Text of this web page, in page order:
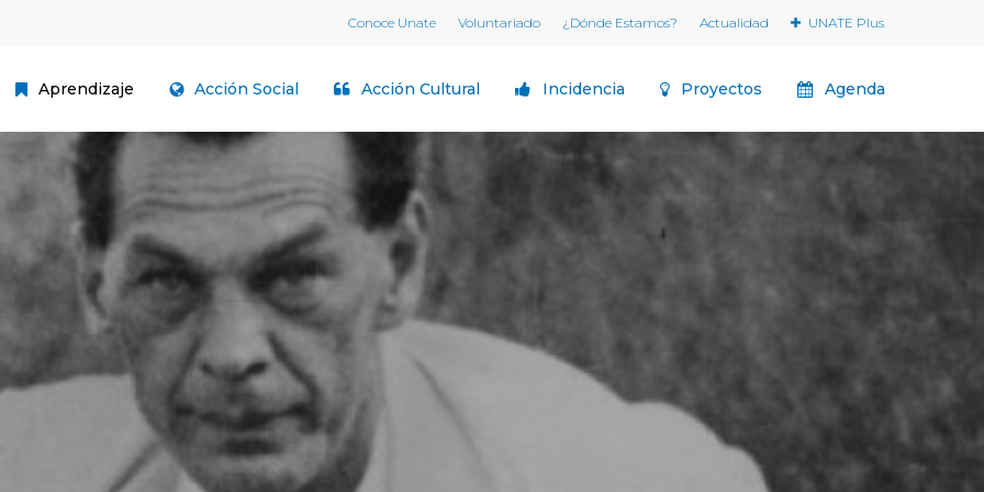
Conoce Unate Voluntariado ¿Dónde Estamos? Actualidad UNATE Plus
Aprendizaje Acción Social Acción Cultural Incidencia Proyectos Agenda